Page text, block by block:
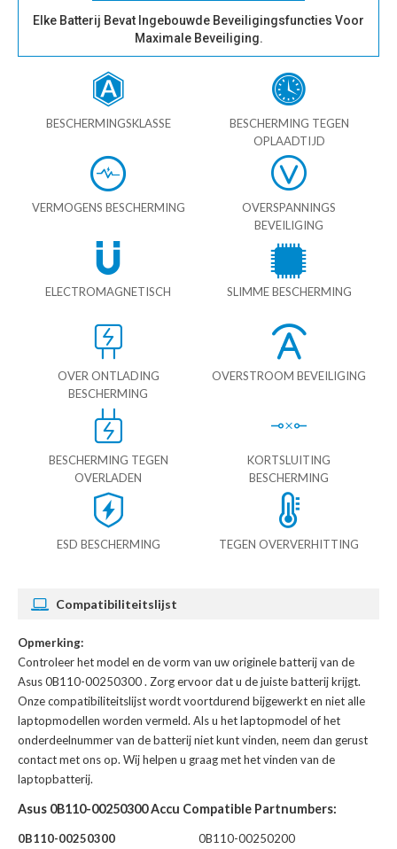
Elke Batterij Bevat Ingebouwde Beveiligingsfuncties Voor
Maximale Beveiliging.
BESCHERMINGSKLASSE
BESCHERMING TEGEN
OPLAADTIJD
VERMOGENS BESCHERMING
OVERSPANNINGS
BEVEILIGING
ELECTROMAGNETISCH SLIMME BESCHERMING
OVER ONTLADING
BESCHERMING
OVERSTROOM BEVEILIGING
BESCHERMING TEGEN
OVERLADEN
KORTSLUITING
BESCHERMING
ESD BESCHERMING TEGEN OVERVERHITTING
Compatibiliteitslijst
Opmerking:
Controleer het model en de vorm van uw originele batterij van de
Asus 0B110-00250300. Zorg ervoor dat u de juiste batterij krijgt.
Onze compatibiliteitslijst wordt voortdurend bijgewerkt en niet alle
laptopmodellen worden vermeld. Als u het laptopmodel of het
onderdeelnummer van de batterij niet kunt vinden, neem dan gerust
contact met ons op. Wij helpen u graag met het vinden van de
laptopbatterij.
Asus 0B110-00250300 Accu Compatible Partnumbers:
0B110-00250300
0B110-00250200